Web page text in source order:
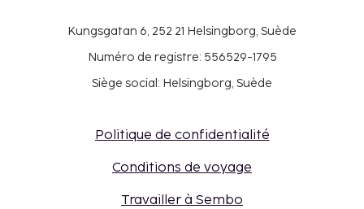
Kungsgatan 6, 252 21 Helsingborg, Suède
Numéro de registre: 556529-1795
Siège social: Helsingborg, Suède
Politique de confidentialité
Conditions de voyage
Travailler à Sembo